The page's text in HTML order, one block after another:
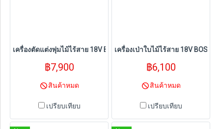
เครื่องตัดแต่งพุ่มไม้ไร้สาย 18V BOSCH รุ่น GHE 18V-60+Starter Kit
฿7,900
สินค้าหมด
เปรียบเทียบ
เครื่องเป่าใบไม้ไร้สาย 18V
฿6,100
สินค้าหมด
เปรียบเทียบ